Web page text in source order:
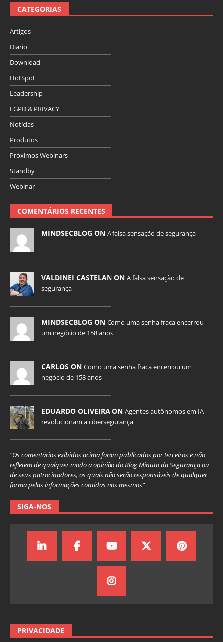
CATEGORIAS
Artigos
Diario
Download
HotSpot
Leadership
LGPD & PRIVACY
Notícias
Produtos
Próximos Webinars
Standby
Webinar
COMENTÁRIOS RECENTES
MINDSECBLOG ON A falsa sensação de segurança
VALDINEI CASTELAN ON A falsa sensação de
segurança
MINDSECBLOG ON Como uma senha fraca encerrou
um negócio de 158 anos
CARLOS ON Como uma senha fraca encerrou um
negócio de 158 anos
EDUARDO OLIVEIRA ON Agentes autônomos em IA
revolucionam a cibersegurança
“Os comentários exibidos acima foram publicados por terceiros e não
refletem de qualquer modo a opinião do Blog Minuto da Segurança ou
de seus patrocinadores, os quais não serão responsáveis de qualquer
forma pelas informações contidas nos mesmos”
SIGA-NOS
PRIVACIDADE